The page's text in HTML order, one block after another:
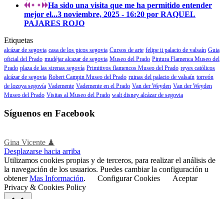
Ha sido una visita que me ha permitido entender
mejor el...3 noviembre, 2025 - 16:20 por RAQUEL
PAJARES ROJO
Etiquetas
alcázar de segovia casa de los picos segovia Cursos de arte felipe ii palacio de valsaín Guia
oficial del Prado mudéjar alcazar de segovia Museo del Prado Pintura Flamenca Museo del
Prado plaza de las sirenas segovía Primitivos flamencos Museo del Prado reyes católicos
alcázar de segovia Robert Campin Museo del Prado ruinas del palacio de valsaín torreón
de lozoya segovía Vademente Vademente en el Prado Van der Weyden Van der Weyden
Museo del Prado Visitas al Museo del Prado walt disney alcázar de segovia
Síguenos en Facebook
Gina Vicente ♟
Desplazarse hacia arriba
Utilizamos cookies propias y de terceros, para realizar el análisis de
la navegación de los usuarios. Puedes cambiar la configuración u
obtenerMas Información. Configurar Cookies
Aceptar
Privacy & Cookies Policy